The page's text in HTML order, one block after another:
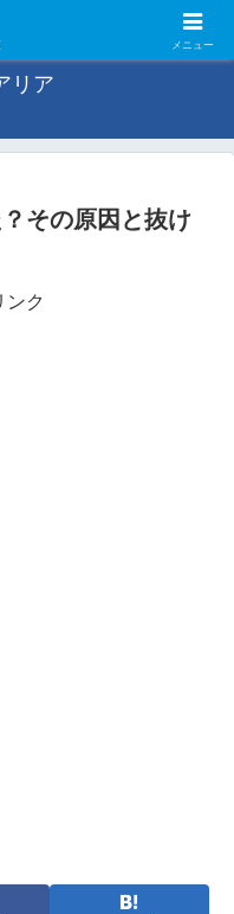
ままに
リア
その原因と抜け
ンク
メニュー